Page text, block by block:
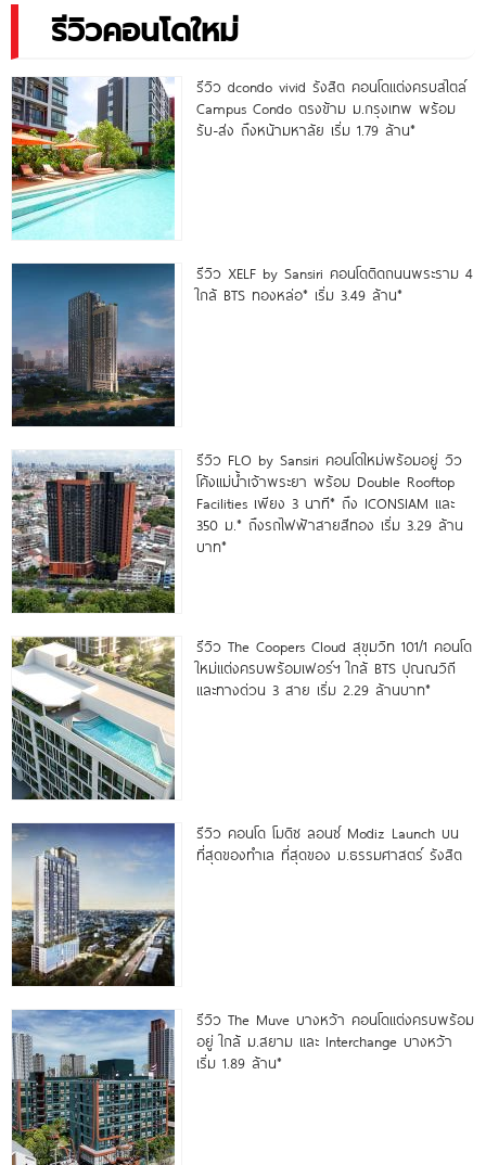
รีวิวคอนโดใหม่
รีวิว dcondo vivid รังสิต คอนโดแต่งครบสไตล์
Campus Condo ตรงข้าม ม.กรุงเทพ พร้อม
รับ-ส่ง ถึงหน้ามหาลัย เริ่ม 1.79 ล้าน*
รีวิว XELF by Sansiri คอนโดติดถนนพระราม 4
ใกล้ BTS ทองหล่อ* เริ่ม 3.49 ล้าน*
รีวิว FLO by Sansiri คอนโดใหม่พร้อมอยู่ วิว
โค้งแม่น้ำเจ้าพระยา พร้อม Double Rooftop
Facilities เพียง 3 นาที* ถึง ICONSIAM และ
350 ม.* ถึงรถไฟฟ้าสายสีทอง เริ่ม 3.29 ล้าน
บาท*
รีวิว The Coopers Cloud สุขุมวิท 101/1 คอนโด
ใหม่แต่งครบพร้อมเฟอร์ฯ ใกล้ BTS ปุณณวิถี
และทางด่วน 3 สาย เริ่ม 2.29 ล้านบาท*
รีวิว คอนโด โมดิซ ลอนซ์ Modiz Launch บน
ที่สุดของทำเล ที่สุดของ ม.ธรรมศาสตร์ รังสิต
รีวิว The Muve บางหว้า คอนโดแต่งครบพร้อม
อยู่ ใกล้ ม.สยาม และ Interchange บางหว้า
เริ่ม 1.89 ล้าน*